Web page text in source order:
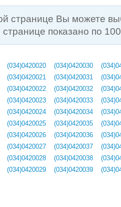
странице Вы можете
показано по
(034)0420020
(034)0420021
(034)0420022
(034)0420023
(034)0420024
(034)0420025
(034)0420026
(034)0420027
(034)0420028
(034)0420029
(034)0420030
(034)0420031
(034)0420032
(034)0420033
(034)0420034
(034)0420035
(034)0420036
(034)0420037
(034)0420038
(034)0420039